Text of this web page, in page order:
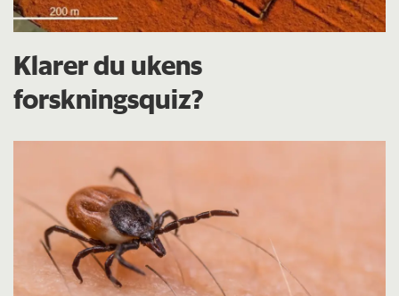
Klarer du ukens
forskningsquiz?